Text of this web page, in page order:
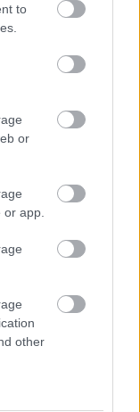
to
or
app.
other
nekünk
idővonaladon,
15., péntek
én,